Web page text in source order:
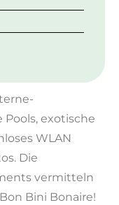
exotische
WLAN
Die
vermitteln
Bini Bonaire!